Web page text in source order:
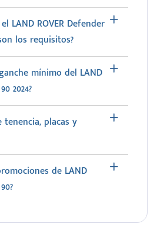
LAND ROVER Defender
los requisitos?
mínimo del LAND
2024?
tenencia, placas y
de LAND